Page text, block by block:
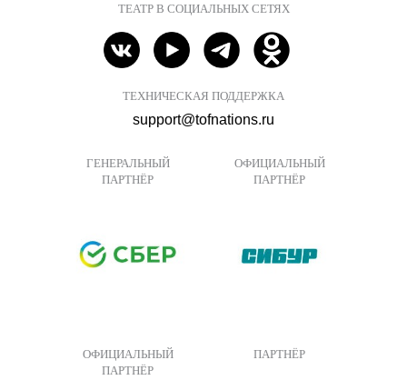
ТЕАТР В СОЦИАЛЬНЫХ СЕТЯХ
ТЕХНИЧЕСКАЯ ПОДДЕРЖКА
support@tofnations.ru
ГЕНЕРАЛЬНЫЙ
ПАРТНЁР
ОФИЦИАЛЬНЫЙ
ПАРТНЁР
ОФИЦИАЛЬНЫЙ
ПАРТНЁР
ПАРТНЁР